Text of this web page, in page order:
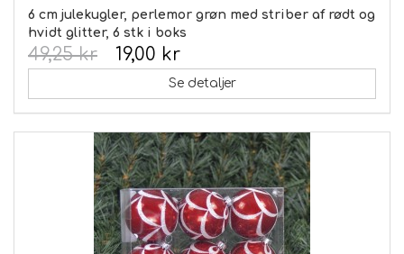
6 cm julekugler, perlemor grøn med striber af rødt og
hvidt glitter, 6 stk i boks
19,00 kr
49,25 kr
Se detaljer